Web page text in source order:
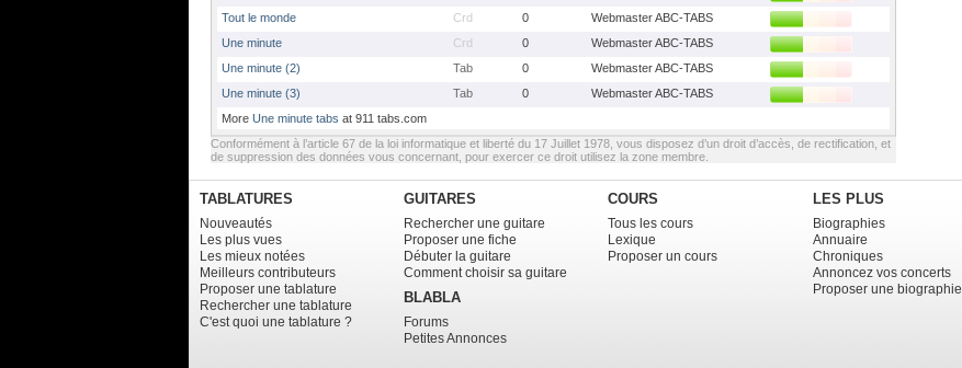
Tout le monde
Crd 0
Webmaster ABC-TABS
Une minute
Crd 0
Webmaster ABC-TABS
Une minute (2)
Tab 0
Webmaster ABC-TABS
Une minute (3)
Tab 0
Webmaster ABC-TABS
More Une minute tabs at 911 tabs.com
Conformément à l’article 67 de la loi informatique et liberté du 17 Juillet 1978, vous disposez d’un droit d’accès, de rectification, et
de suppression des données vous concernant, pour exercer ce droit utilisez la zone membre.
TABLATURES
Nouveautés
Les plus vues
Les mieux notées
Meilleurs contributeurs
Proposer une tablature
Rechercher une tablature
C'est quoi une tablature ?
GUITARES
Rechercher une guitare
Proposer une fiche
Débuter la guitare
Comment choisir sa guitare
BLABLA
Forums
Petites Annonces
COURS
Tous les cours
Lexique
Proposer un cours
LES PLUS
Biographies
Annuaire
Chroniques
Annoncez vos concerts
Proposer une biographie